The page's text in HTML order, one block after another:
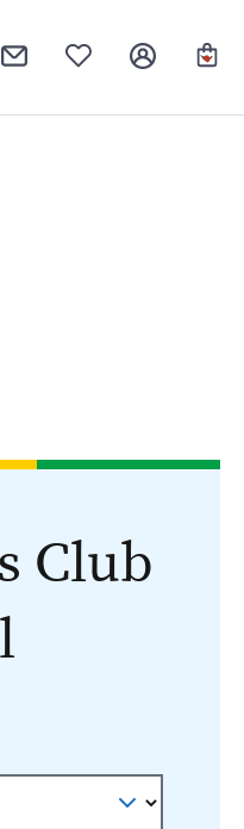
Club